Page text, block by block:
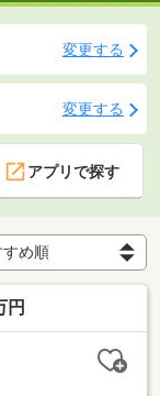
変更する
変更する
アプリで探す
円